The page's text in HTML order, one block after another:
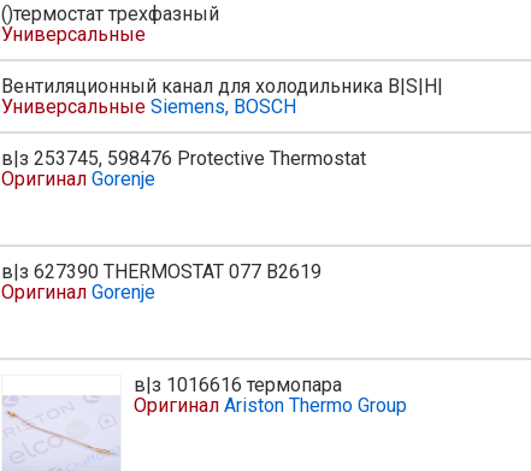
()термостат трехфазный
Универсальные
Вентиляционный канал для холодильника B|S|H|
Универсальные Siemens, BOSCH
в|з 253745, 598476 Protective Thermostat
Оригинал Gorenje
в|з 627390 THERMOSTAT 077 B2619
Оригинал Gorenje
в|з 1016616 термопара
Оригинал Ariston Thermo Group